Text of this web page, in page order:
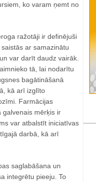
ko varam ņemt no
ražotāji ir definējuši
ar samazinātu
var darīt daudz vairāk.
tā, lai nodarītu
bagātināšanā
kā arī izglīto
Farmācijas
galvenais mērķis ir
var atbalstīt iniciatīvas
darbā, kā arī
saglabāšana un
integrētu pieeju. To